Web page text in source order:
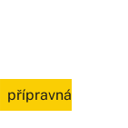
přípravná